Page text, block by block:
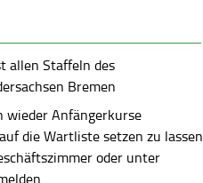
allen Staffeln des
Bremen
wieder Anfängerkurse
die Wartliste setzen zu lassen
oder unter